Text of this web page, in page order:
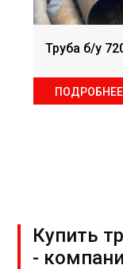
Труба б/у
ПОДРОБНЕЕ
Купить
-